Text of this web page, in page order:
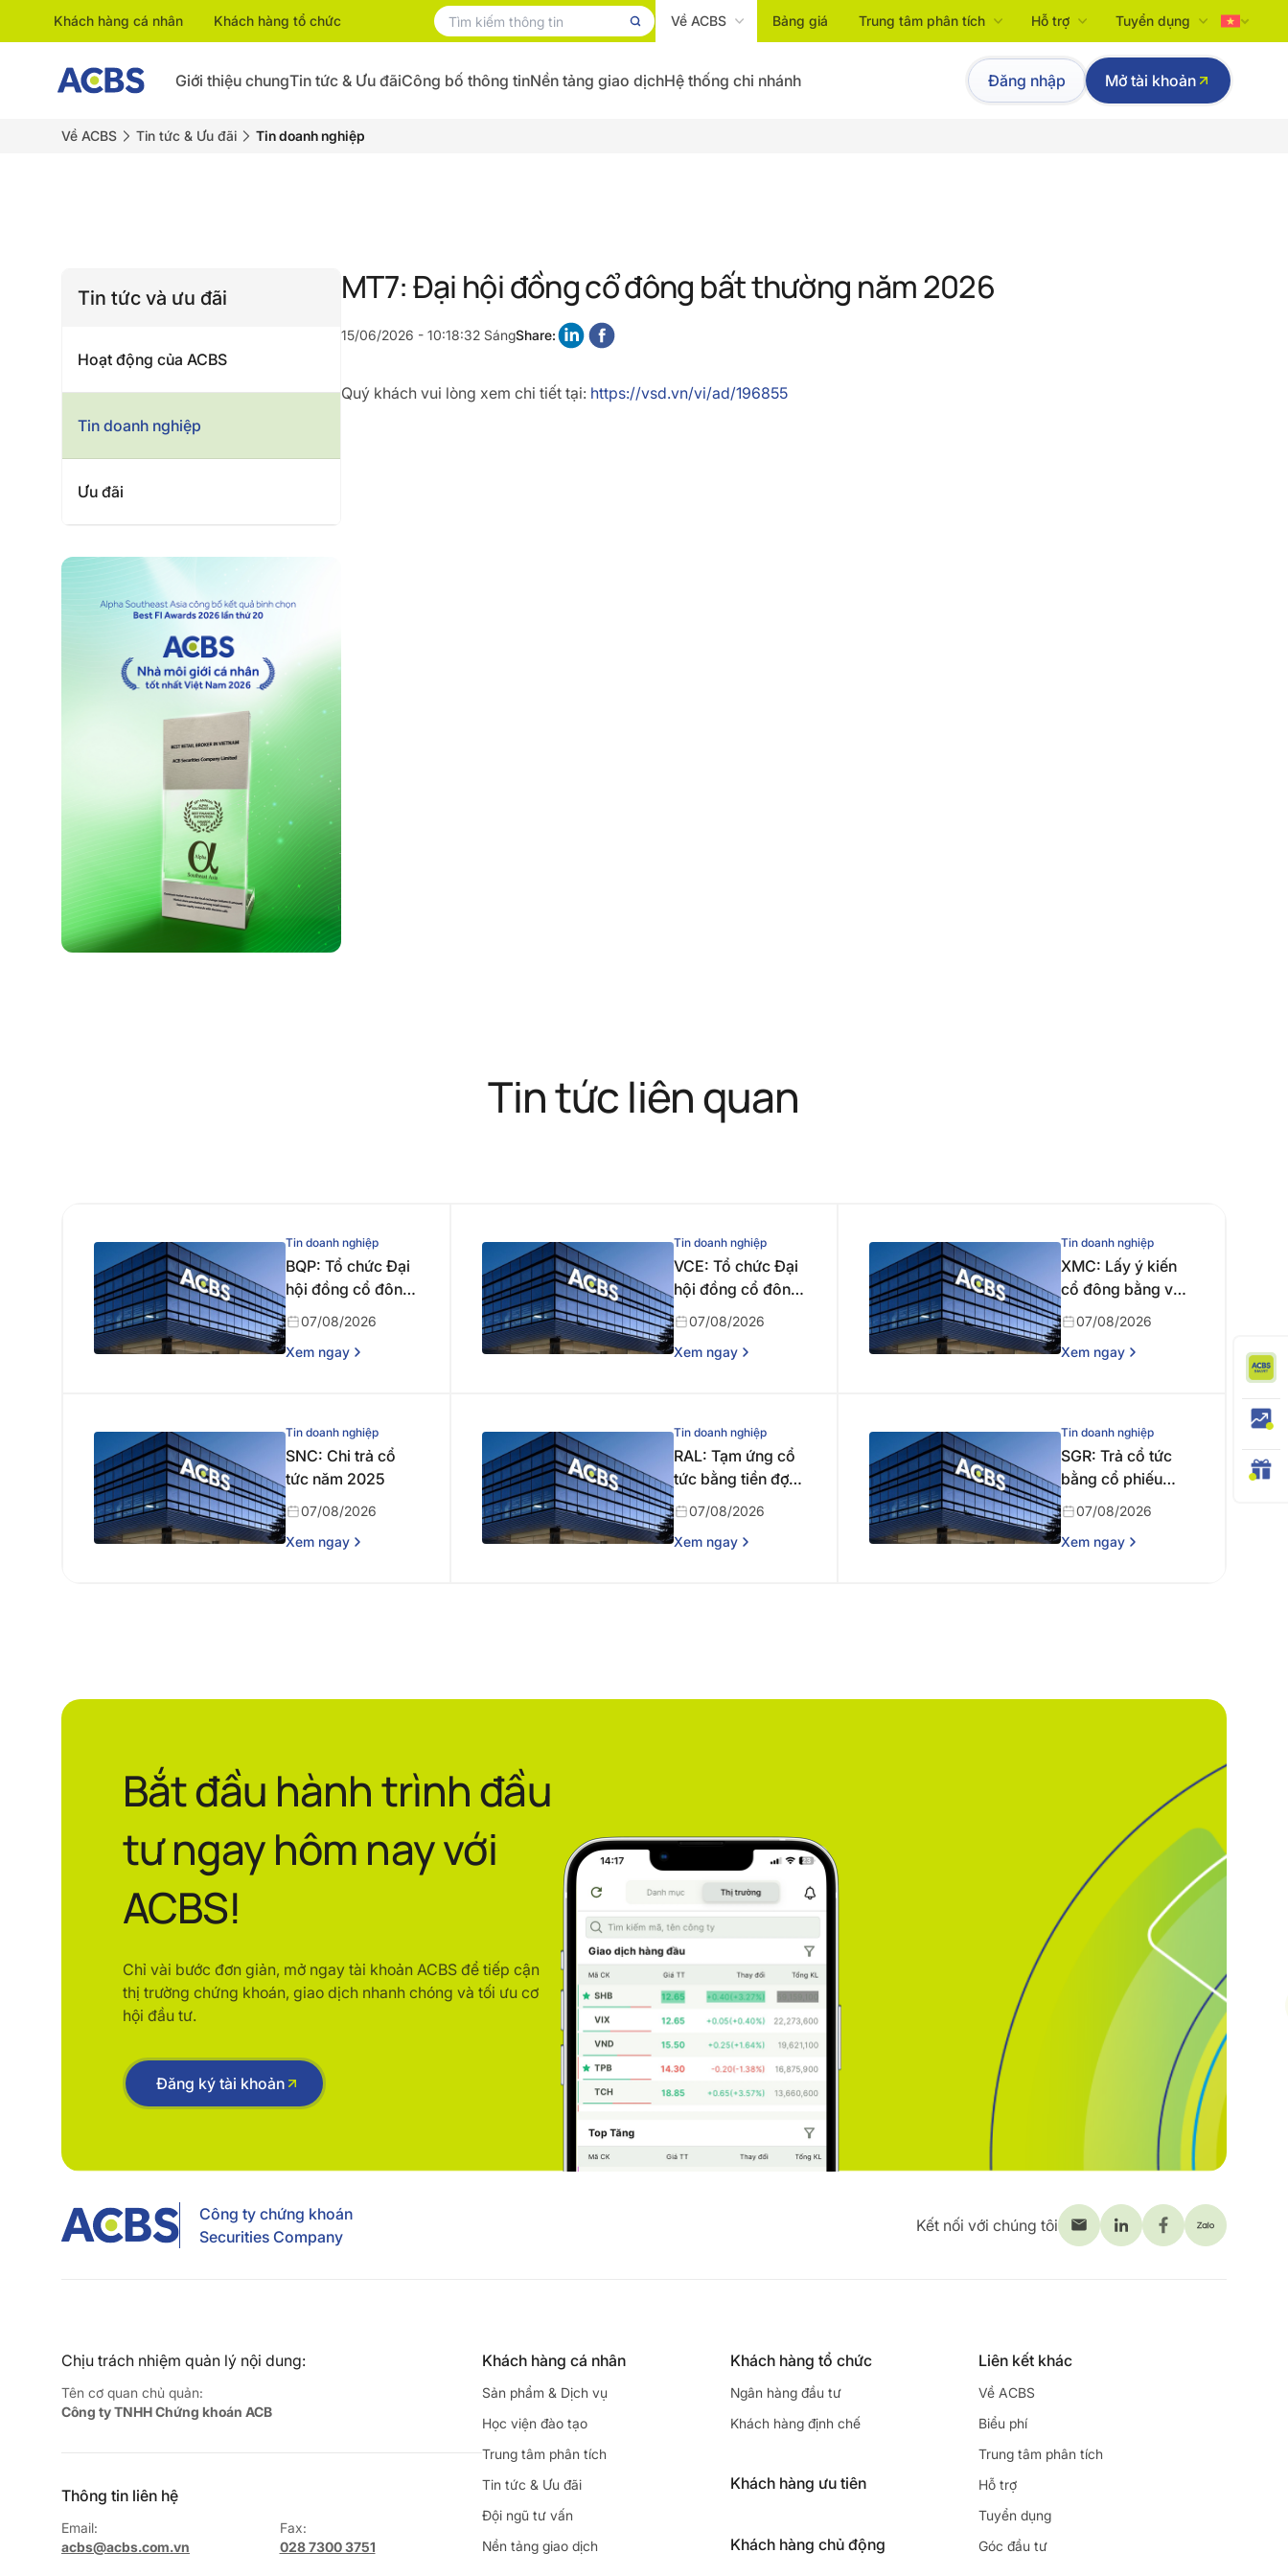
Khách hàng cá nhân Khách hàng tổ chức Về ACBS Bảng giá Trung tâm phân tích Hỗ trợ Tuyển dụng
Tiếng Việt
English
Giới thiệu chungTin tức & Ưu đãiCông bố thông tinNền tảng giao dịchHệ thống chi nhánh Đăng nhập Mở tài khoản
Về ACBS Tin tức & Ưu đãi Tin doanh nghiệp
Tin tức và ưu đãi
Hoạt động của ACBS
Tin doanh nghiệp
Ưu đãi
MT7: Đại hội đồng cổ đông bất thường năm 2026
15/06/2026 - 10:18:32 SángShare:
Quý khách vui lòng xem chi tiết tại: https://vsd.vn/vi/ad/196855
Tin tức liên quan
Tin doanh nghiệp
BQP: Tổ chức Đại
hội đồng cổ đông
thường niên năm
2026
07/08/2026
Xem ngay
Tin doanh nghiệp
VCE: Tổ chức Đại
hội đồng cổ đông
bất thường năm
2026 lần thứ nhất
07/08/2026
Xem ngay
Tin doanh nghiệp
XMC: Lấy ý kiến
cổ đông bằng văn
bản07/08/2026
Xem ngay
Tin doanh nghiệp
SNC: Chi trả cổ
tức năm 2025
07/08/2026
Xem ngay
Tin doanh nghiệp
RAL: Tạm ứng cổ
tức bằng tiền đợt 1
năm 2026
07/08/2026
Xem ngay
Tin doanh nghiệp
SGR: Trả cổ tức
bằng cổ phiếu
năm 2024
07/08/2026
Xem ngay
Bắt đầu hành trình đầu
tư ngay hôm nay với
ACBS!
Chỉ vài bước đơn giản, mở ngay tài khoản ACBS để tiếp cận
thị trường chứng khoán, giao dịch nhanh chóng và tối ưu cơ
hội đầu tư.
Đăng ký tài khoản
Công ty chứng khoán
Securities Company
Kết nối với chúng tôi
Chịu trách nhiệm quản lý nội dung:
Tên cơ quan chủ quản:
Công ty TNHH Chứng khoán ACB
Thông tin liên hệ
Email:
acbs@acbs.com.vn
Fax:
028 7300 3751
Khách hàng cá nhân
Sản phẩm & Dịch vụ
Học viện đào tạo
Trung tâm phân tích
Tin tức & Ưu đãi
Đội ngũ tư vấn
Nền tảng giao dịch
Khách hàng tổ chức
Ngân hàng đầu tư
Khách hàng định chế
Khách hàng ưu tiên
Khách hàng chủ động
Liên kết khác
Về ACBS
Biểu phí
Trung tâm phân tích
Hỗ trợ
Tuyển dụng
Góc đầu tư